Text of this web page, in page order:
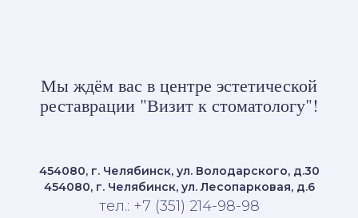
Мы ждём вас в центре эстетической
реставрации "Визит к стоматологу"!
454080, г. Челябинск, ул. Володарского, д.30
454080, г. Челябинск, ул. Лесопарковая, д.6
тел.: +7 (351) 214-98-98